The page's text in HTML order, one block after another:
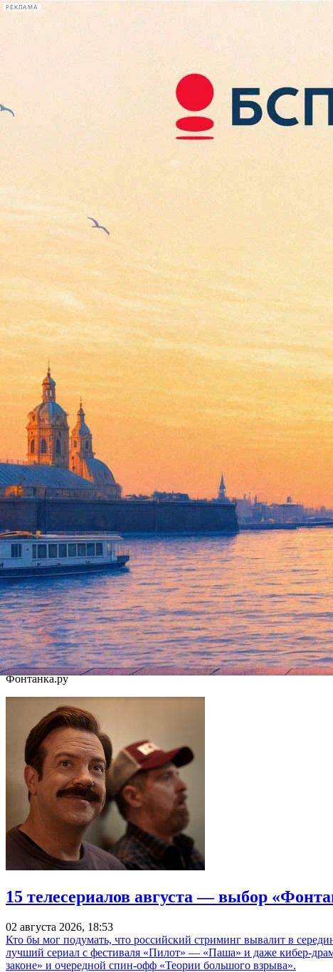
РЕКЛАМА
лекции
книги
Филармония открывает
24 марта 2017,
В кассах филармонии 25 марта с 11 утра можно будет
обещают объявить дополнительно.
Циклов, которые предлагаются вниманию публики, – 16. Среди
(коллекция «Мы — музыканты» – о тайнах музыкальных
споры гениев: возможные и состоявшиеся»).
Среди «взрослых» абонементов есть посвященные опере,
вечере, приуроченном к 85-летию Сергея Слонимского и
великих имен». Программа фортепианных концертов обещает
услышат выступления джазового трио Кондаков-Волков-
Стоимость абонементов различается в зависимости от
— 1750 рублей (по 7 концертов). Полный список абонементов и
Продажа абонементов онлайн начнется 27 марта в 11.00.
Фонтанка.ру
15 телесериалов августа — выбор
02 августа 2026, 18:53
Кто бы мог подумать, что российский стриминг вывалит в
лучший сериал с фестиваля «Пилот» — «Паша» и даже кибер-
законе» и очередной спин-офф «Теории большого взрыва».